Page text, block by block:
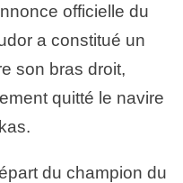
officielle du
a constitué un
son bras droit,
quitté le navire
du champion du